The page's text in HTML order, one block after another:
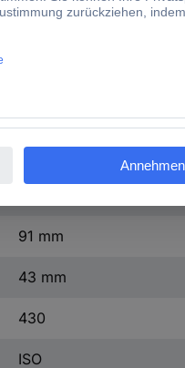
Bluetooth®
3x AAA Batterie
91 mm
43 mm
430
ISO